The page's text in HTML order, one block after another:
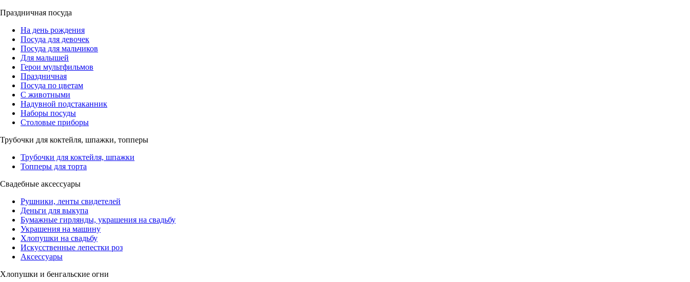
Праздничная посуда
На день рождения
Посуда для девочек
Посуда для мальчиков
Для малышей
Герои мультфильмов
Праздничная
Посуда по цветам
С животными
Надувной подстаканник
Наборы посуды
Столовые приборы
Трубочки для коктейля, шпажки, топперы
Трубочки для коктейля, шпажки
Топперы для торта
Свадебные аксессуары
Рушники, ленты свидетелей
Деньги для выкупа
Бумажные гирлянды, украшения на свадьбу
Украшения на машину
Хлопушки на свадьбу
Искусственные лепестки роз
Аксессуары
Хлопушки и бенгальские огни